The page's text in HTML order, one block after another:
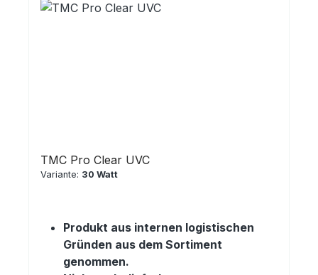
TMC Pro Clear UVC
Variante: 30 Watt
Produkt aus internen logistischen
Gründen aus dem Sortiment
genommen.